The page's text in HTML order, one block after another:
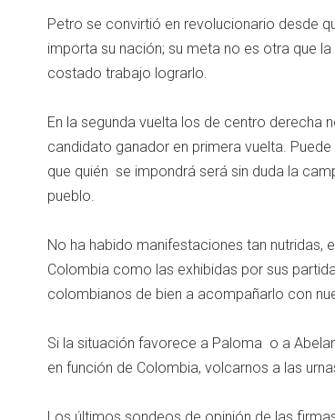
Petro se convirtió en revolucionario desde
importa su nación; su meta no es otra que
costado trabajo lograrlo.
En la segunda vuelta los de centro derecha
candidato ganador en primera vuelta.
que quién se impondrá será sin duda la
pueblo.
No ha habido manifestaciones tan
Colombia como las exhibidas por sus
colombianos de bien a acompañarlo con
Si la situación favorece a Paloma o a
en función de Colombia, volcarnos a las